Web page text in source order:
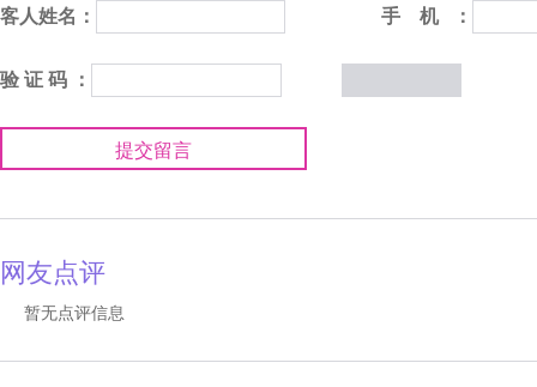
客人姓名： 手 机 ：
验 证 码 ：
提交留言
网友点评
暂无点评信息